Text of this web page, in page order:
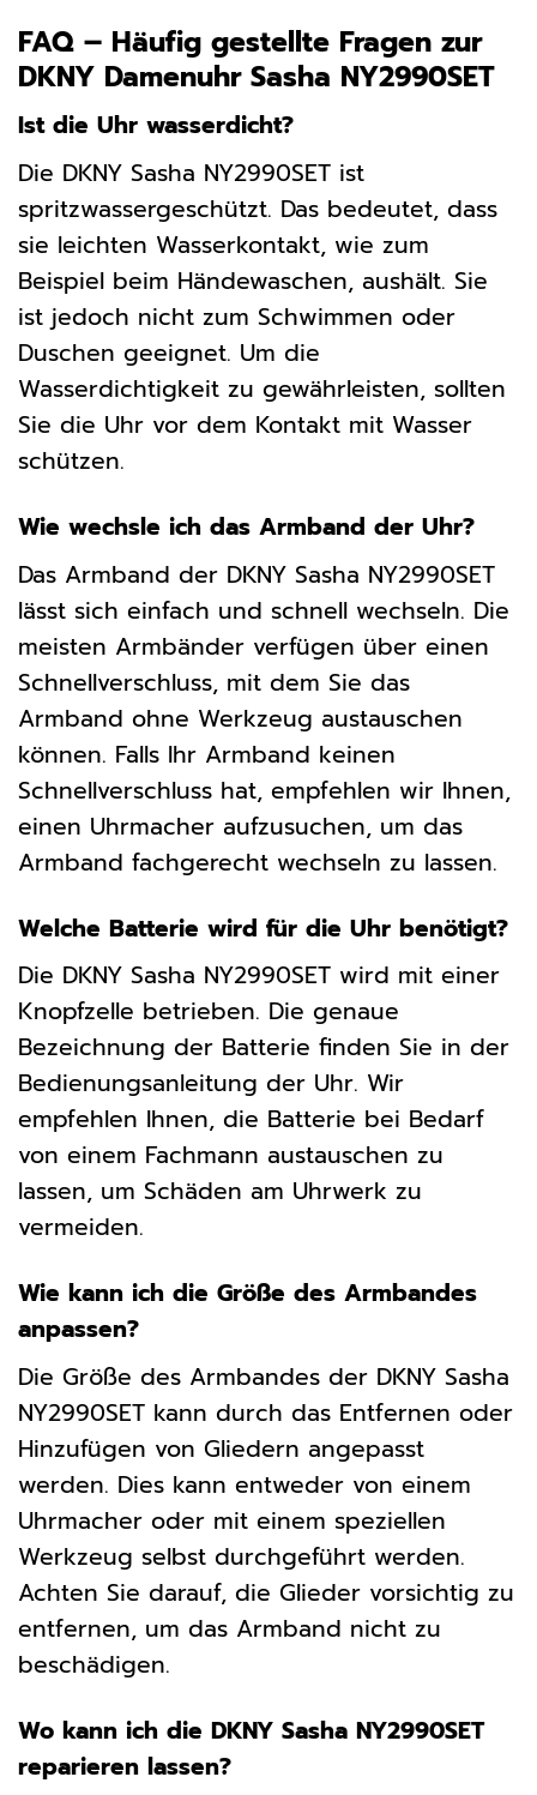
FAQ – Häufig gestellte Fragen zur
DKNY Damenuhr Sasha NY2990SET
Ist die Uhr wasserdicht?
Die DKNY Sasha NY2990SET ist
spritzwassergeschützt. Das bedeutet, dass
sie leichten Wasserkontakt, wie zum
Beispiel beim Händewaschen, aushält. Sie
ist jedoch nicht zum Schwimmen oder
Duschen geeignet. Um die
Wasserdichtigkeit zu gewährleisten, sollten
Sie die Uhr vor dem Kontakt mit Wasser
schützen.
Wie wechsle ich das Armband der Uhr?
Das Armband der DKNY Sasha NY2990SET
lässt sich einfach und schnell wechseln. Die
meisten Armbänder verfügen über einen
Schnellverschluss, mit dem Sie das
Armband ohne Werkzeug austauschen
können. Falls Ihr Armband keinen
Schnellverschluss hat, empfehlen wir Ihnen,
einen Uhrmacher aufzusuchen, um das
Armband fachgerecht wechseln zu lassen.
Welche Batterie wird für die Uhr benötigt?
Die DKNY Sasha NY2990SET wird mit einer
Knopfzelle betrieben. Die genaue
Bezeichnung der Batterie finden Sie in der
Bedienungsanleitung der Uhr. Wir
empfehlen Ihnen, die Batterie bei Bedarf
von einem Fachmann austauschen zu
lassen, um Schäden am Uhrwerk zu
vermeiden.
Wie kann ich die Größe des Armbandes
anpassen?
Die Größe des Armbandes der DKNY Sasha
NY2990SET kann durch das Entfernen oder
Hinzufügen von Gliedern angepasst
werden. Dies kann entweder von einem
Uhrmacher oder mit einem speziellen
Werkzeug selbst durchgeführt werden.
Achten Sie darauf, die Glieder vorsichtig zu
entfernen, um das Armband nicht zu
beschädigen.
Wo kann ich die DKNY Sasha NY2990SET
reparieren lassen?